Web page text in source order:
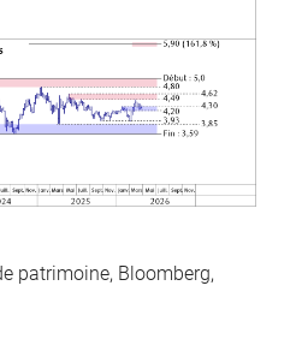
patrimoine, Bloomberg,